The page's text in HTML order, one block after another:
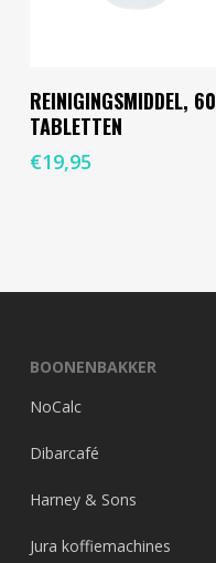
Toevoegen Aan
Winkelwagen
REINIGINGSMIDDEL, 60
TABLETTEN
€19,95
BOONENBAKKER
NoCalc
Dibarcafé
Harney & Sons
Jura koffiemachines